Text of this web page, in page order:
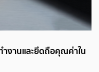
ำงานและยึดถือคุณค่าใน